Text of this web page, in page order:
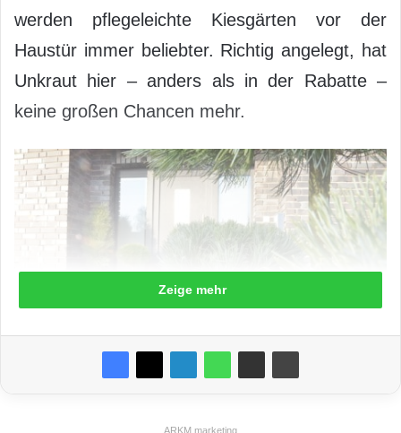
werden pflegeleichte Kiesgärten vor der
Haustür immer beliebter. Richtig angelegt, hat
Unkraut hier – anders als in der Rabatte –
keine großen Chancen mehr.
Foto: djd/zu Jeddeloh Pflanzenhandels GmbH
Zeige mehr
ARKM.marketing